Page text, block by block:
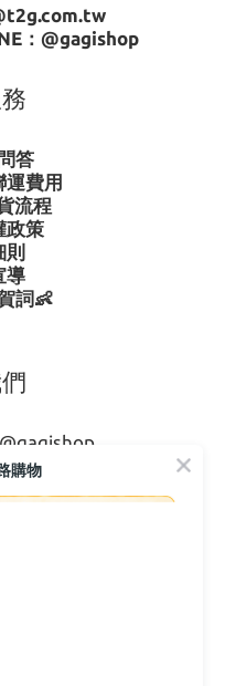
： @gagishop
答
運費用
流程
政策
導
詞👶
@gagishop
273795
08:30-17:30
購物